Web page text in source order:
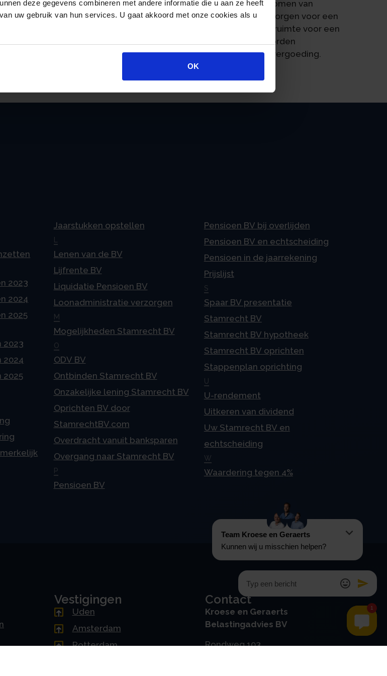
deze gegevens combineren met andere informatie die u aan ze heeft
uw gebruik van hun services. U gaat akkoord met onze cookies als u
OK
een verlaging van de maximale kredietvergoeding is het voorkomen van
problemen voor consumenten. De verlaging zou ook kunnen zorgen voor een
acceptatiebeleid van kredietaanbieders doordat de financiële ruimte voor een
opslag wordt verminderd. Tot 17 december kan op het voorstel worden
via https://www.internetconsultatie.nl/beleidsnotakredietvergoeding.
2023
2024
2025
2023
2024
2025
Jaarstukken opstellen
Lenen van de BV
Lijfrente BV
Liquidatie Pensioen BV
Loonadministratie verzorgen
M
Mogelijkheden Stamrecht BV
O
ODV BV
Ontbinden Stamrecht BV
Onzakelijke lening Stamrecht BV
Oprichten BV door
StamrechtBV.com
Overdracht vanuit banksparen
Overgang naar Stamrecht BV
P
Pensioen BV
Pensioen BV bij overlijden
Pensioen BV en echtscheiding
Pensioen in de jaarrekening
Prijslijst
S
Spaar BV presentatie
Stamrecht BV
Stamrecht BV hypotheek
Stamrecht BV oprichten
Stappenplan oprichting
U
U-rendement
Uitkeren van dividend
Uw Stamrecht BV en
echtscheiding
W
Waardering tegen 4%
Vestigingen
Uden
Amsterdam
Rotterdam
Contact
Kroese en Geraerts
Belastingadvies BV
Rondweg 103